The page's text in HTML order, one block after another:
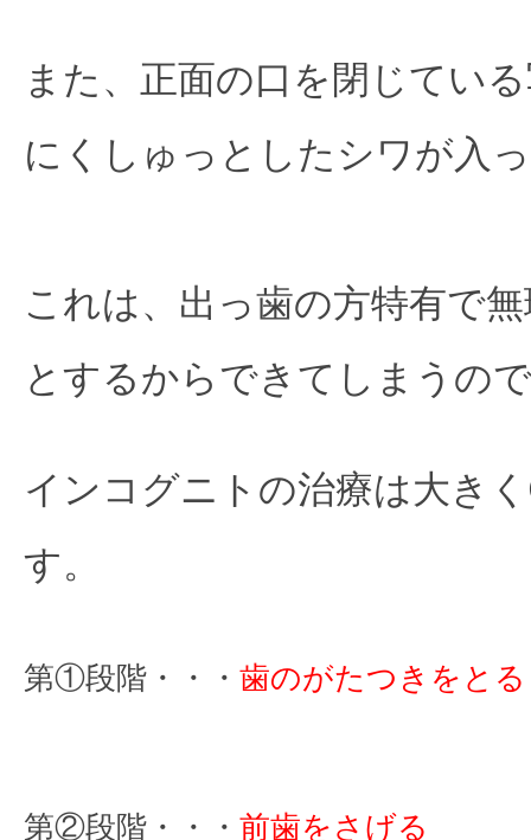
また、正面の口を閉じてい
にくしゅっとしたシワが入
これは、出っ歯の方特有で
とするからできてしまうの
インコグニトの治療は大き
す。
第①段階・・・ 歯のがたつきをとる
第②段階・・・ 前歯をさげる